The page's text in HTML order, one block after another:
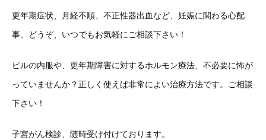
更年期症状、月経不順、不正性器出血など、妊娠に関わる心配
事、どうぞ、いつでもお気軽にご相談下さい！
ピルの内服や、更年期障害に対するホルモン療法、不必要に怖が
っていませんか？正しく使えば非常によい治療方法です。ご相談
下さい！
子宮がん検診、随時受け付けております。